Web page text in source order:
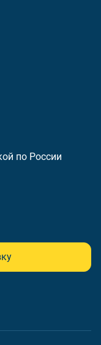
по России